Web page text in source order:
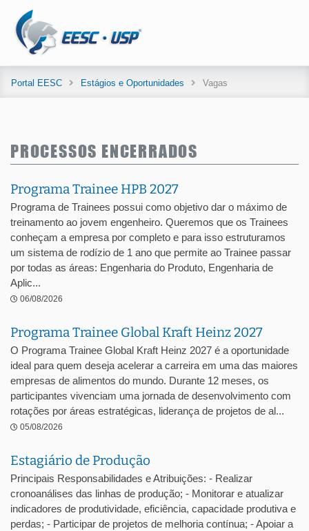
Portal EESC Estágios e Oportunidades Vagas
PROCESSOS ENCERRADOS
Programa Trainee HPB 2027
Programa de Trainees possui como objetivo dar o máximo de
treinamento ao jovem engenheiro. Queremos que os Trainees
conheçam a empresa por completo e para isso estruturamos
um sistema de rodízio de 1 ano que permite ao Trainee passar
por todas as áreas: Engenharia do Produto, Engenharia de
Aplic...
06/08/2026
Programa Trainee Global Kraft Heinz 2027
O Programa Trainee Global Kraft Heinz 2027 é a oportunidade
ideal para quem deseja acelerar a carreira em uma das maiores
empresas de alimentos do mundo. Durante 12 meses, os
participantes vivenciam uma jornada de desenvolvimento com
rotações por áreas estratégicas, liderança de projetos de al...
05/08/2026
Estagiário de Produção
Principais Responsabilidades e Atribuições: - Realizar
cronoanálises das linhas de produção; - Monitorar e atualizar
indicadores de produtividade, eficiência, capacidade produtiva e
perdas; - Participar de projetos de melhoria contínua; - Apoiar a